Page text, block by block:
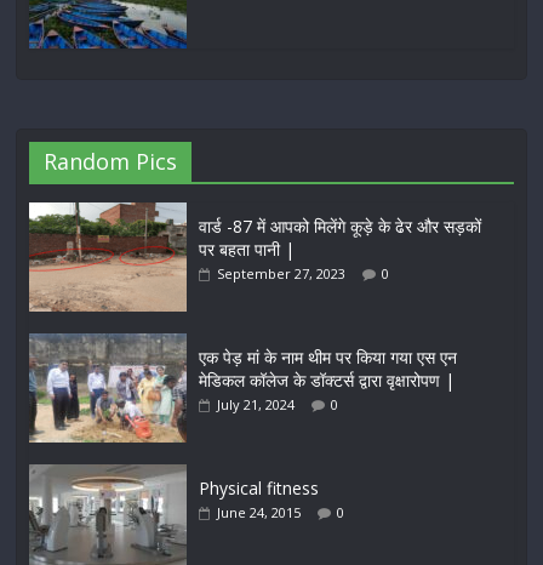
Random Pics
वार्ड -87 में आपको मिलेंगे कूड़े के ढेर और सड़कों
पर बहता पानी |
September 27, 2023 0
एक पेड़ मां के नाम थीम पर किया गया एस एन
मेडिकल कॉलेज के डॉक्टर्स द्वारा वृक्षारोपण |
July 21, 2024 0
Physical fitness
June 24, 2015 0